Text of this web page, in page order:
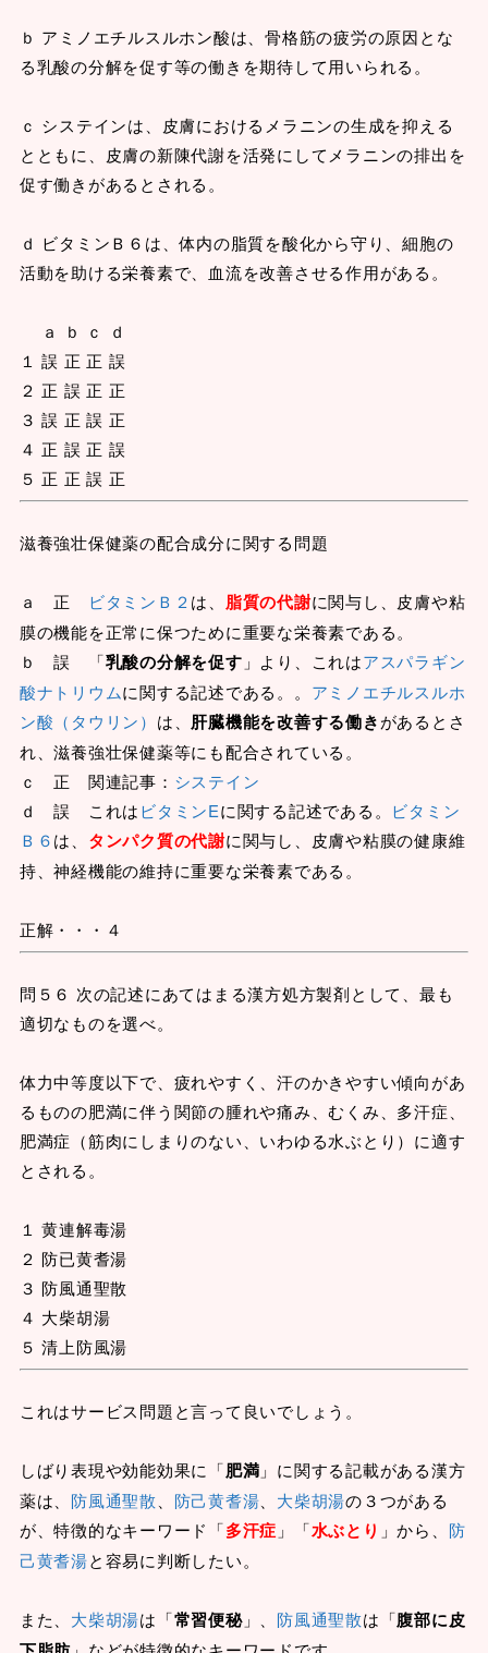
ｂ アミノエチルスルホン酸は、骨格筋の疲労の原因とな
る乳酸の分解を促す等の働きを期待して用いられる。
ｃ システインは、皮膚におけるメラニンの生成を抑える
とともに、皮膚の新陳代謝を活発にしてメラニンの排出を
促す働きがあるとされる。
ｄ ビタミンＢ６は、体内の脂質を酸化から守り、細胞の
活動を助ける栄養素で、血流を改善させる作用がある。
ａ ｂ ｃ ｄ
１ 誤 正 正 誤
２ 正 誤 正 正
３ 誤 正 誤 正
４ 正 誤 正 誤
５ 正 正 誤 正
滋養強壮保健薬の配合成分に関する問題
ａ 正 ビタミンＢ２は、 脂質の代謝に関与し、皮膚や粘
膜の機能を正常に保つために重要な栄養素である。
ｂ 誤 「乳酸の分解を促す 」より、これはアスパラギン
酸ナトリウムに関する記述である。。 アミノエチルスルホ
ン酸（タウリン） は、 肝臓機能を改善する働きがあるとさ
れ、滋養強壮保健薬等にも配合されている。
ｃ 正 関連記事： システイン
ｄ 誤 これはビタミンEに関する記述である。 ビタミン
Ｂ６は、 タンパク質の代謝に関与し、皮膚や粘膜の健康維
持、神経機能の維持に重要な栄養素である。
正解・・・４
問５６ 次の記述にあてはまる漢方処方製剤として、最も
適切なものを選べ。
体力中等度以下で、疲れやすく、汗のかきやすい傾向があ
るものの肥満に伴う関節の腫れや痛み、むくみ、多汗症、
肥満症（筋肉にしまりのない、いわゆる水ぶとり）に適す
とされる。
１ 黄連解毒湯
２ 防已黄耆湯
３ 防風通聖散
４ 大柴胡湯
５ 清上防風湯
これはサービス問題と言って良いでしょう。
しばり表現や効能効果に「肥満 」に関する記載がある漢方
薬は、 防風通聖散 防己黄耆湯 大柴胡湯の３つがある
が、特徴的なキーワード「多汗症 」「水ぶとり 」から、 防
己黄耆湯と容易に判断したい。
また、 大柴胡湯は「常習便秘」、 防風通聖散は「腹部に皮